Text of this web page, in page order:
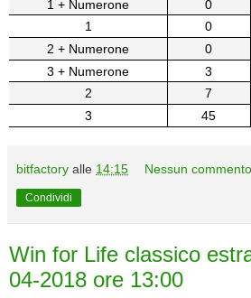
1 + Numerone
0
1
0
2 + Numerone
0
3 + Numerone
3
2
7
3
45
bitfactory alle 14:15 Nessun
Condividi
Win for Life classico
04-2018 ore 13:00